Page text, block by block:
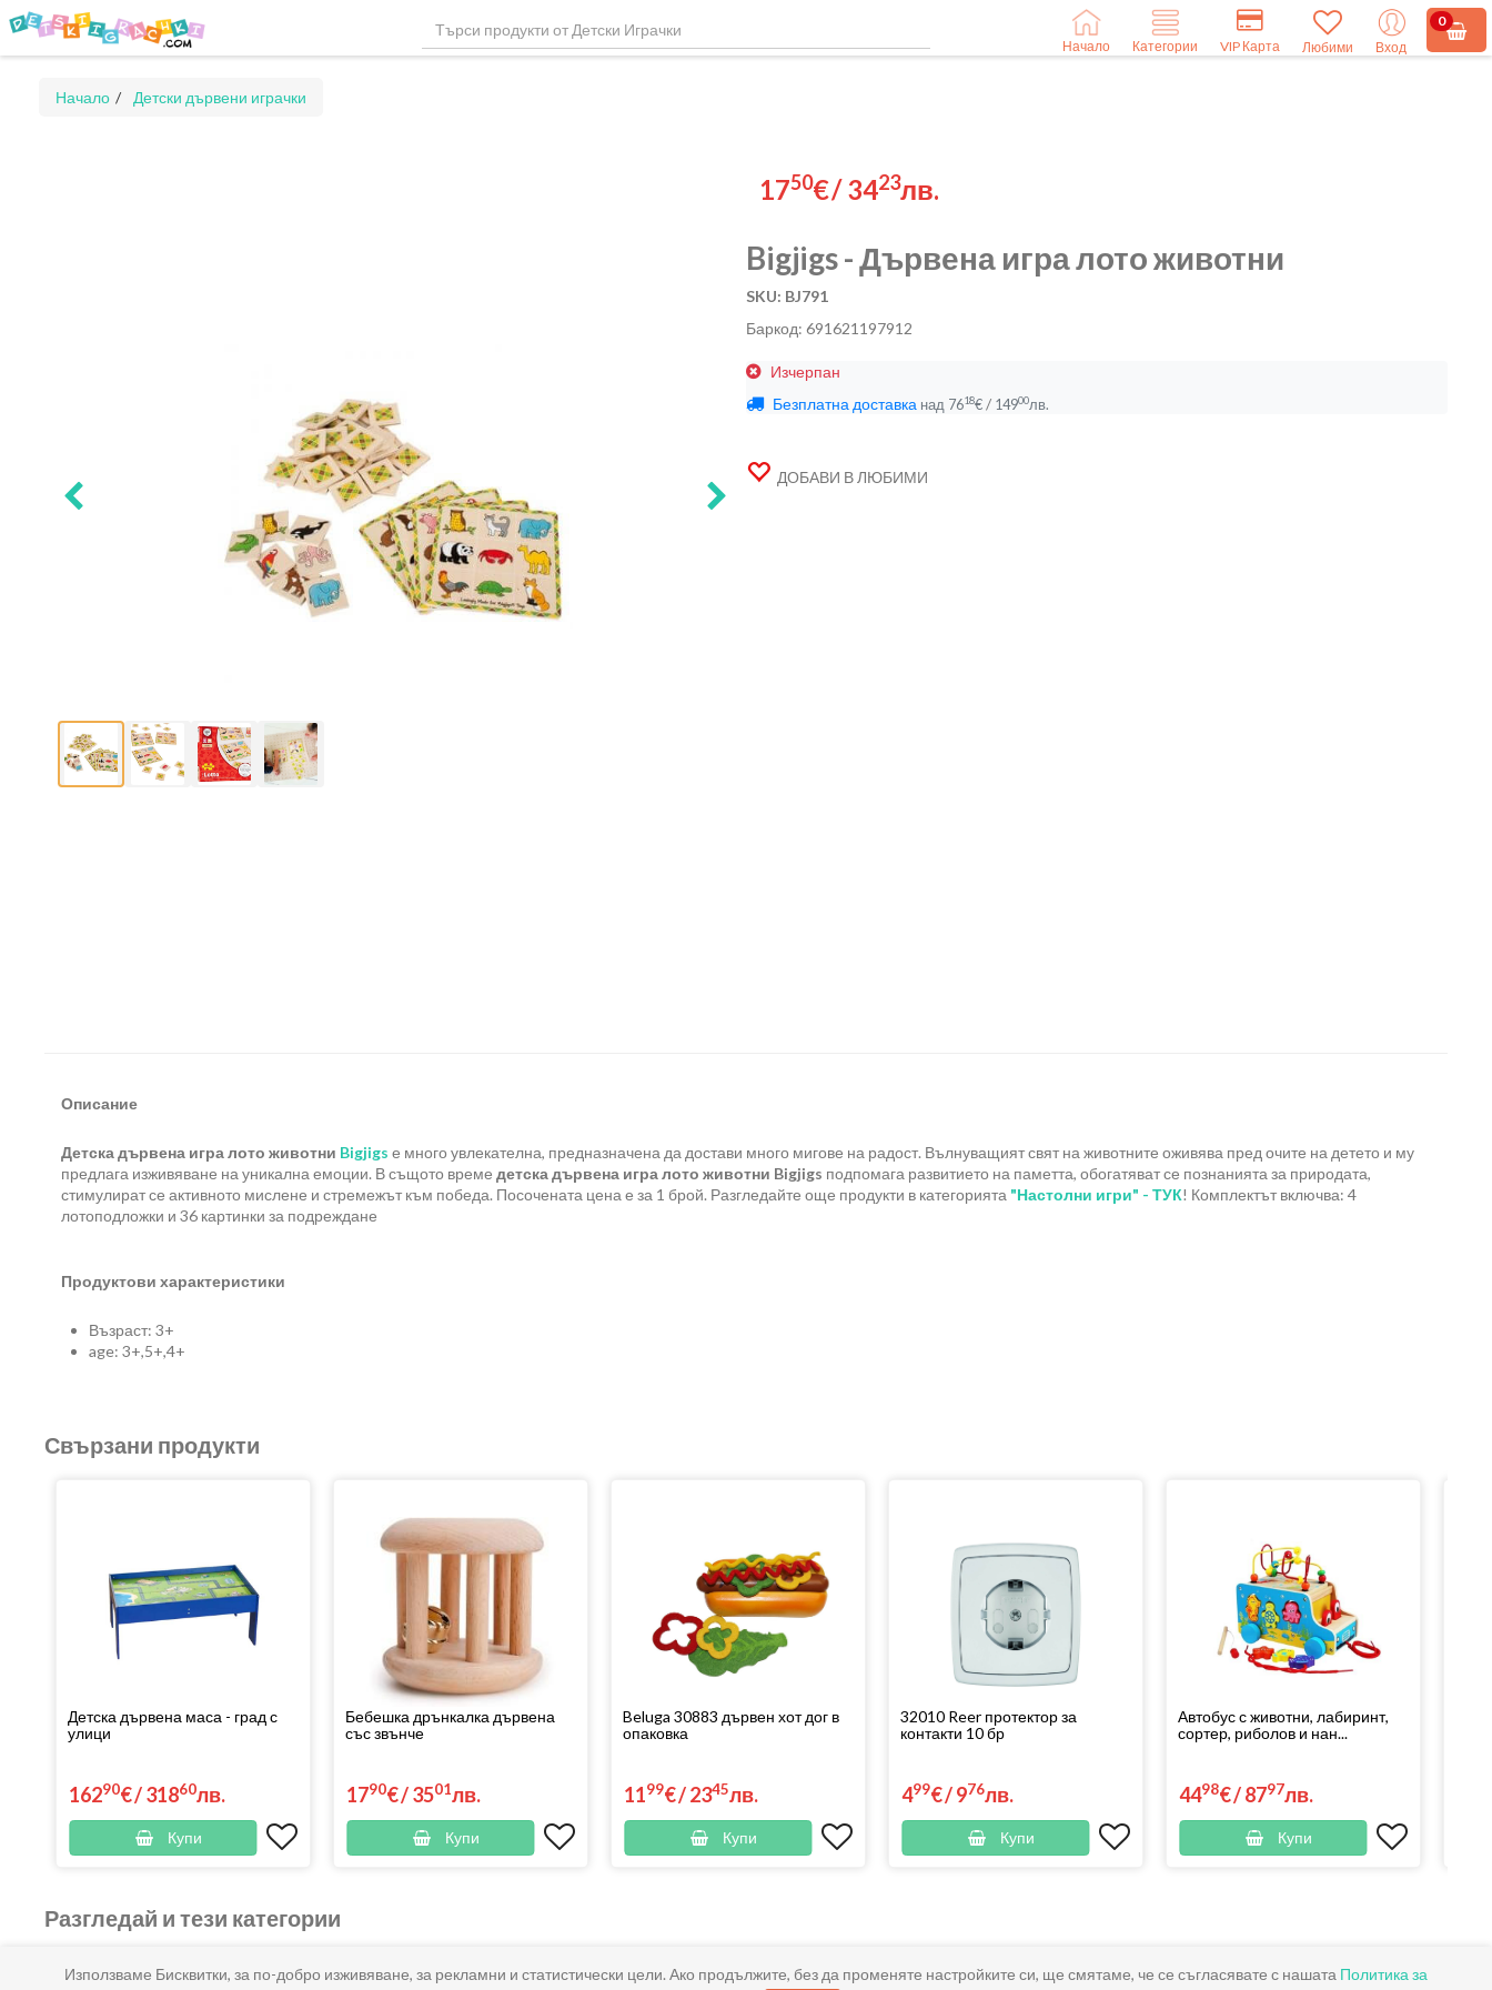
Начало Категории VIP Карта Любими Вход
0
Начало Детски дървени играчки
1750€/3423лв.
Bigjigs - Дървена игра лото животни
SKU: BJ791
Баркод: 691621197912
Изчерпан
Безплатна доставка над 7618€ / 14900лв.
ДОБАВИ В ЛЮБИМИ
Описание
Детска дървена игра лото животни Bigjigs е много увлекателна, предназначена да достави много мигове на радост. Вълнуващият свят на животните оживява пред очите на детето и му
предлага изживяване на уникална емоции. В същото време детска дървена игра лото животни Bigjigs подпомага развитието на паметта, обогатяват се познанията за природата,
стимулират се активното мислене и стремежът към победа. Посочената цена е за 1 брой. Разгледайте още продукти в категорията "Настолни игри" - ТУК! Комплектът включва: 4
лотоподложки и 36 картинки за подреждане
Продуктови характеристики
Възраст: 3+
age: 3+,5+,4+
Свързани продукти
Детска дървена маса - град с
улици
16290€/31860лв.
Купи
Бебешка дрънкалка дървена
със звънче
1790€/3501лв.
Купи
Beluga 30883 дървен хот дог в
опаковка
1199€/2345лв.
Купи
32010 Reer протектор за
контакти 10 бр
499€/976лв.
Купи
Автобус с животни, лабиринт,
сортер, риболов и нан...
4498€/8797лв.
Купи
Разгледай и тези категории
Използваме Бисквитки, за по-добро изживяване, за рекламни и статистически цели. Ако продължите, без да променяте настройките си, ще смятаме, че се съгласявате с нашата Политика за